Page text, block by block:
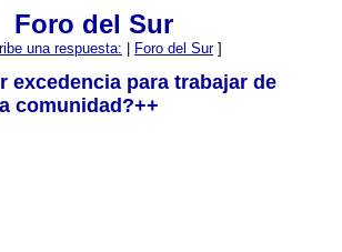
Foro del Sur
una respuesta: Foro del Sur]
excedencia para trabajar de
comunidad?++